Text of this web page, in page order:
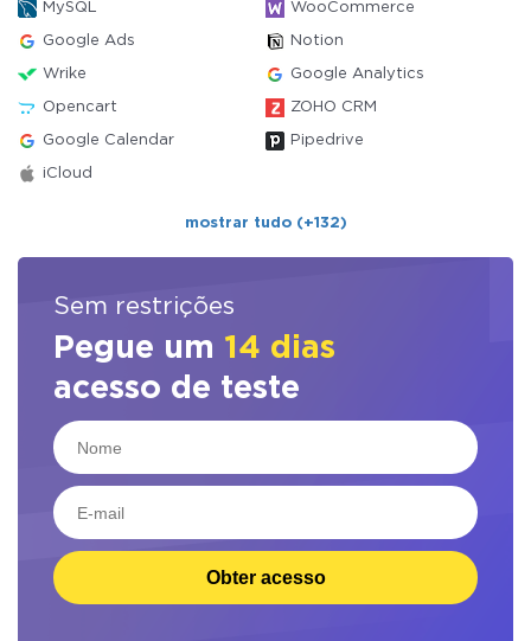
MySQL WooCommerce
Google Ads Notion
Wrike Google Analytics
Opencart ZOHO CRM
Google Calendar Pipedrive
iCloud
mostrar tudo (+132)
Sem restrições
Pegue um 14 dias
acesso de teste
Obter acesso